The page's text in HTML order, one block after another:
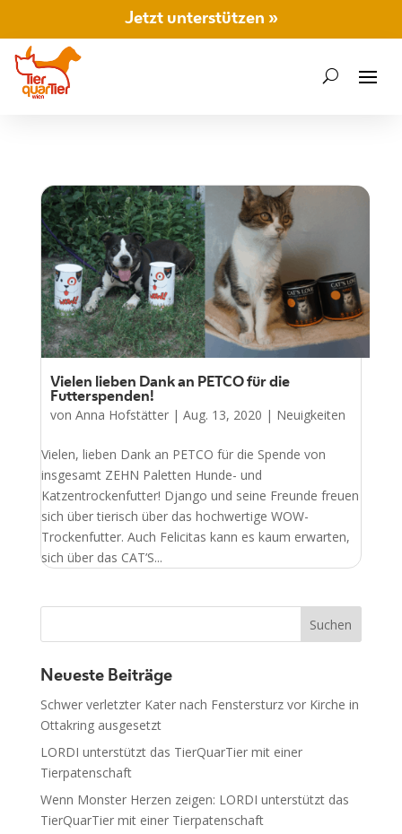
Jetzt unterstützen »
Vielen lieben Dank an PETCO für die
Futterspenden!
von Anna Hofstätter| Aug. 13, 2020 | Neuigkeiten
Vielen, lieben Dank an PETCO für die Spende von
insgesamt ZEHN Paletten Hunde- und
Katzentrockenfutter! Django und seine Freunde freuen
sich über tierisch über das hochwertige WOW-
Trockenfutter. Auch Felicitas kann es kaum erwarten,
sich über das CAT’S...
Neueste Beiträge
Schwer verletzter Kater nach Fenstersturz vor Kirche in
Ottakring ausgesetzt
LORDI unterstützt das TierQuarTier mit einer
Tierpatenschaft
Wenn Monster Herzen zeigen: LORDI unterstützt das
TierQuarTier mit einer Tierpatenschaft